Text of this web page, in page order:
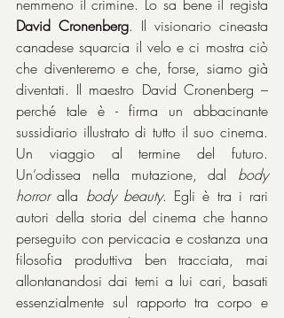
David Cronenberg. Il visionario cineasta
canadese squarcia il velo e ci mostra ciò
che diventeremo e che, forse, siamo già
diventati. Il maestro David Cronenberg –
perché tale è - firma un abbacinante
sussidiario illustrato di tutto il suo cinema.
Un viaggio al termine del futuro.
Un’odissea nella mutazione, dal body
horror alla body beauty. Egli è tra i rari
autori della storia del cinema che hanno
perseguito con pervicacia e costanza una
filosofia produttiva ben tracciata, mai
allontanandosi dai temi a lui cari, basati
essenzialmente sul rapporto tra corpo e